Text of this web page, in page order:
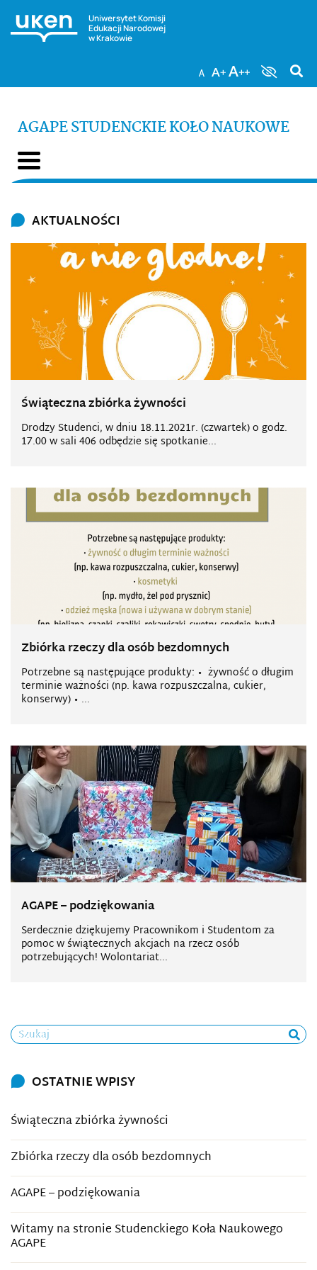
Uniwersytet Komisji
Edukacji Narodowej
w Krakowie
AGAPE STUDENCKIE KOŁO NAUKOWE
AKTUALNOŚCI
Świąteczna zbiórka żywności
Drodzy Studenci, w dniu 18.11.2021r. (czwartek) o godz.
17.00 w sali 406 odbędzie się spotkanie...
Zbiórka rzeczy dla osób bezdomnych
Potrzebne są następujące produkty: • żywność o długim
terminie ważności (np. kawa rozpuszczalna, cukier,
konserwy) • ...
AGAPE – podziękowania
Serdecznie dziękujemy Pracownikom i Studentom za
pomoc w świątecznych akcjach na rzecz osób
potrzebujących! Wolontariat...
Szukaj
OSTATNIE WPISY
Świąteczna zbiórka żywności
Zbiórka rzeczy dla osób bezdomnych
AGAPE – podziękowania
Witamy na stronie Studenckiego Koła Naukowego
AGAPE